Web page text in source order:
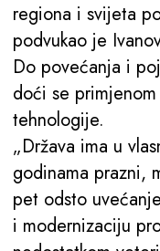
regiona i svijeta
podvukao je
Do povećanja i
doći se
tehnologije.
„Država ima u
godinama prazni,
pet odsto
i modernizaciju